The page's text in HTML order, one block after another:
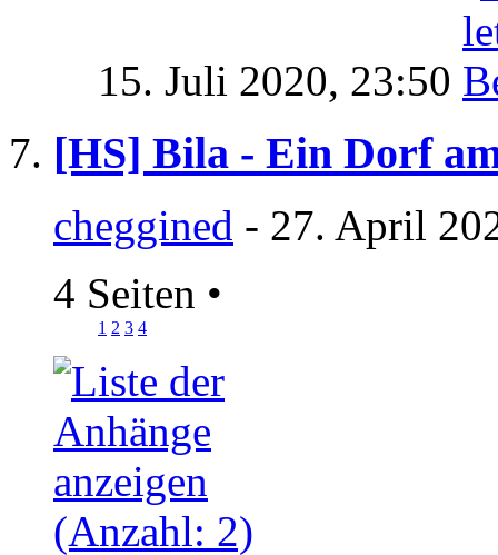
15. Juli 2020, 23:50
[HS] Bila - Ein Dorf
cheggined - 27. April
4 Seiten •
1 2 3 4